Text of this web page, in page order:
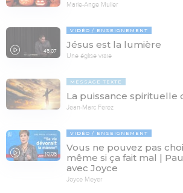
Marie-Ange Muller
45:07
VIDÉO ENSEIGNEMENT
Jésus est la lumière
Une église vraie
MESSAGE TEXTE
La puissance spirituelle
Jean-Marc Ferez
10:05
VIDÉO ENSEIGNEMENT
Vous ne pouvez pas
même si ça fait mal |
avec Joyce
Joyce Meyer